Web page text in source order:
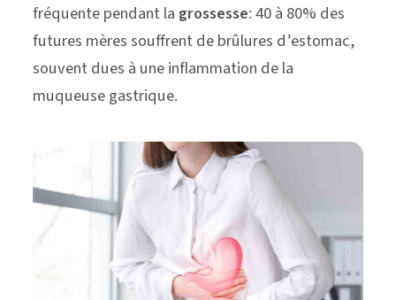
fréquente pendant la grossesse: 40 à 80% des
futures mères souffrent de brûlures d’estomac,
souvent dues à une inflammation de la
muqueuse gastrique.